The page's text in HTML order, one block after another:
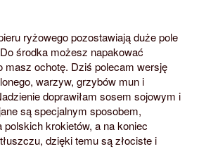
ryżowego pozostawiają duże pole
środka możesz napakować
masz ochotę. Dziś polecam wersję
warzyw, grzybów mun i
doprawiłam sosem sojowym i
są specjalnym sposobem,
krokietów, a na koniec
dzięki temu są złociste i